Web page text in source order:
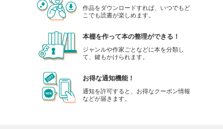
作品をダウンロードすれば、いつでもど
こでも読書が楽しめます。
本棚を作って本の整理ができる！
ジャンルや作家ごとなどに本を分類し
て、鍵もかけられます。
お得な通知機能！
通知を許可すると、お得なクーポン情報
などが届きます。